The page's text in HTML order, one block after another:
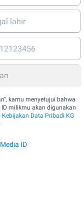
kamu menyetujui bahwa
milikmu akan digunakan
Kebijakan Data Pribadi KG
ID